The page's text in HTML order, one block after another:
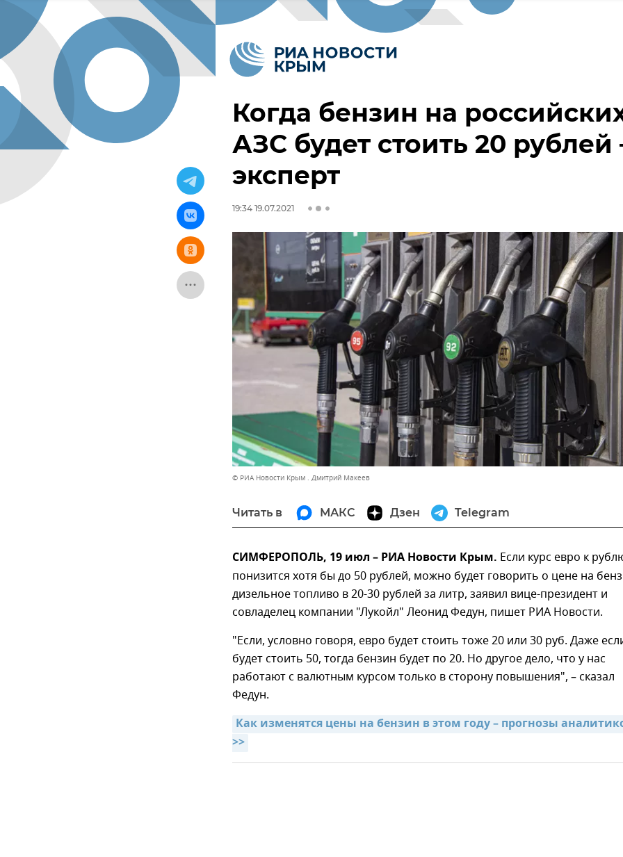
Когда бензин на
АЗС будет стоить 20 рублей
эксперт
19:34 19.07.2021
© РИА Новости Крым . Дмитрий Макеев
Читать в МАКС Дзен Telegram
СИМФЕРОПОЛЬ, 19 июл – РИА Новости Крым. Если курс евро к
понизится хотя бы до 50 рублей, можно будет говорить о цене на
дизельное топливо в 20-30 рублей за литр, заявил вице-президент и
совладелец компании "Лукойл" Леонид Федун, пишет РИА Новости.
"Если, условно говоря, евро будет стоить тоже 20 или 30 руб. Даже
будет стоить 50, тогда бензин будет по 20. Но другое дело, что у нас
работают с валютным курсом только в сторону повышения", – сказал
Федун.
Как изменятся цены на бензин в этом году – прогнозы
>>